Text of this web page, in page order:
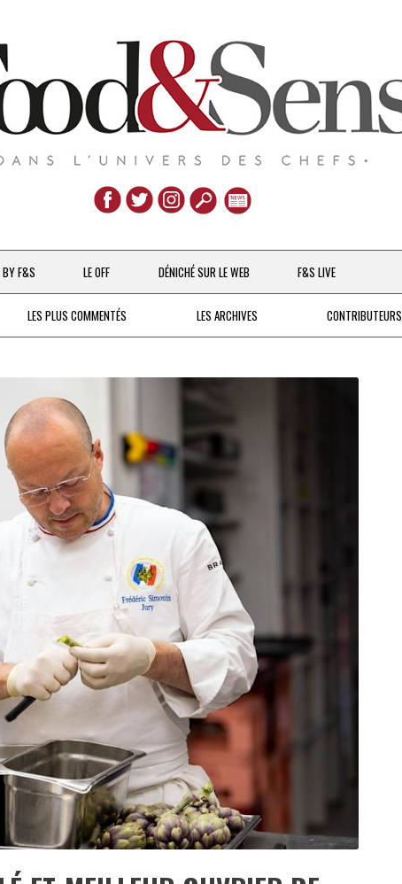
Aller
au
contenu
BY F&S
CHEFS & ACTUALITÉS
DESTIN DE FEMME
V…DE VOYAGE
LE OFF DÉNICHÉ SUR LE WEB F&S LIVE
LES PLUS COMMENTÉS LES ARCHIVES CONTRIBUTEURS